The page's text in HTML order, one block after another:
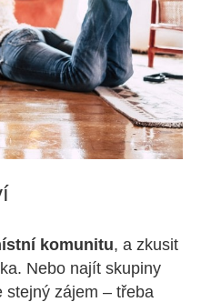
komunitu, a zkusit
Nebo najít skupiny
stejný zájem – třeba